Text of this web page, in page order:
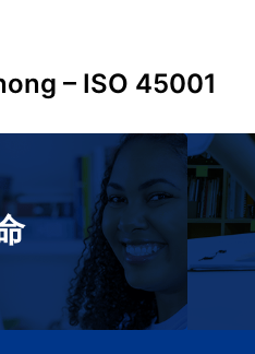
– ISO 45001
质量